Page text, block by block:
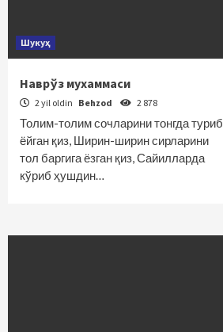
Шукуҳ
Наврўз мухаммаси
2 yil oldin Behzod 2 878
Толим-толим сочларини тонгда туриб
ёйган қиз, Ширин-ширин сирларини
тол баргига ёзган қиз, Сайилларда
кўриб ҳушдин…